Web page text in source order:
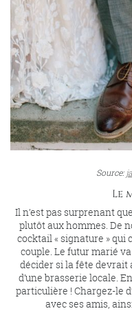
Source:
Le
Il n’est pas surprenant
plutôt aux hommes. De
cocktail « signature » qui
couple. Le futur marié
décider si la fête devrait
d’une brasserie locale.
particulière ! Chargez-le
avec ses amis,